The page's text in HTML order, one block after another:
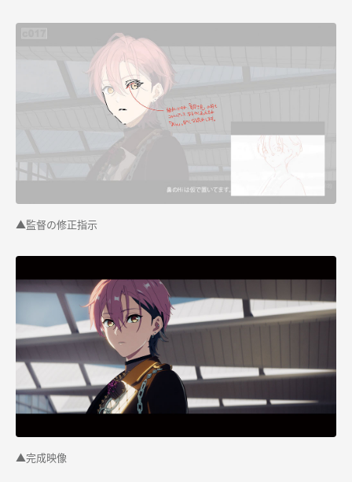
▲監督の修正指示
▲完成映像